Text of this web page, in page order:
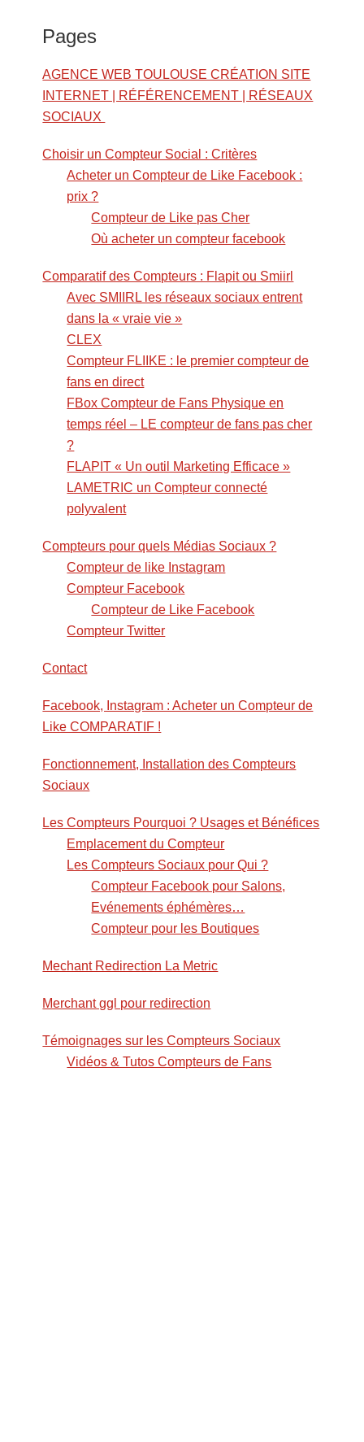
Pages
AGENCE WEB TOULOUSE CRÉATION SITE
INTERNET | RÉFÉRENCEMENT | RÉSEAUX
SOCIAUX
Choisir un Compteur Social : Critères
Acheter un Compteur de Like Facebook :
prix ?
Compteur de Like pas Cher
Où acheter un compteur facebook
Comparatif des Compteurs : Flapit ou Smiirl
Avec SMIIRL les réseaux sociaux entrent
dans la « vraie vie »
CLEX
Compteur FLIIKE : le premier compteur de
fans en direct
FBox Compteur de Fans Physique en
temps réel – LE compteur de fans pas cher
?
FLAPIT « Un outil Marketing Efficace »
LAMETRIC un Compteur connecté
polyvalent
Compteurs pour quels Médias Sociaux ?
Compteur de like Instagram
Compteur Facebook
Compteur de Like Facebook
Compteur Twitter
Contact
Facebook, Instagram : Acheter un Compteur de
Like COMPARATIF !
Fonctionnement, Installation des Compteurs
Sociaux
Les Compteurs Pourquoi ? Usages et Bénéfices
Emplacement du Compteur
Les Compteurs Sociaux pour Qui ?
Compteur Facebook pour Salons,
Evénements éphémères…
Compteur pour les Boutiques
Mechant Redirection La Metric
Merchant ggl pour redirection
Témoignages sur les Compteurs Sociaux
Vidéos & Tutos Compteurs de Fans